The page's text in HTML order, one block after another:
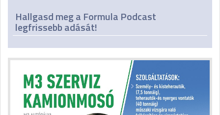
Hallgasd meg a Formula Podcast
legfrissebb adását!